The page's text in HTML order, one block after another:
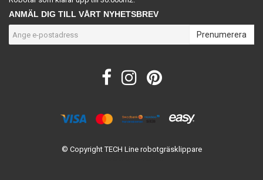
ANMÄL DIG TILL VÅRT NYHETSBREV
Prenumerera
© Copyright TECH Line robotgräsklippare